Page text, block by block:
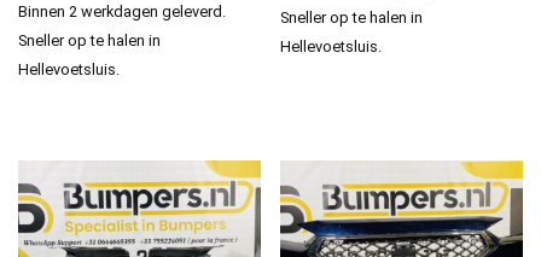
Binnen 2 werkdagen geleverd.
Sneller op te halen in
Hellevoetsluis.
Sneller op te halen in
Hellevoetsluis.